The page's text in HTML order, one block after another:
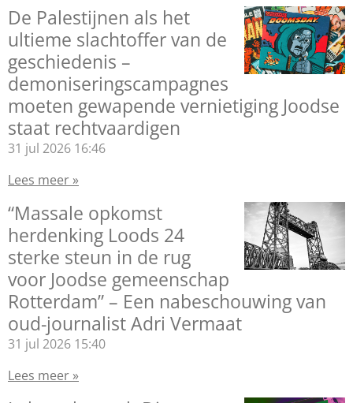
De Palestijnen als het
ultieme slachtoffer van de
geschiedenis –
demoniseringscampagnes
moeten gewapende vernietiging Joodse
staat rechtvaardigen
31 jul 2026 16:46
Lees meer »
“Massale opkomst
herdenking Loods 24
sterke steun in de rug
voor Joodse gemeenschap
Rotterdam” – Een nabeschouwing van
oud-journalist Adri Vermaat
31 jul 2026 15:40
Lees meer »